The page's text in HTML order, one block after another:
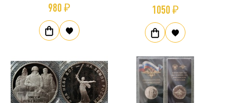
980 ₽ 1050 ₽